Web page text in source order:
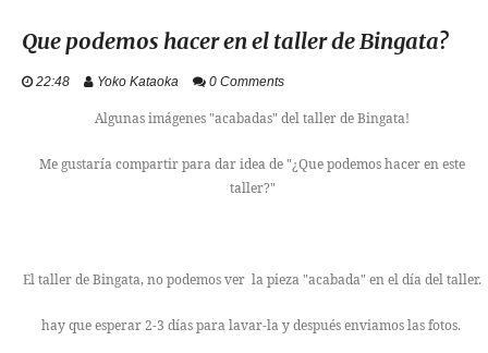
Que podemos hacer en el taller de Bingata?
22:48 Yoko Kataoka 0 Comments
Algunas imágenes "acabadas" del taller de Bingata!
Me gustaría compartir para dar idea de "¿Que podemos hacer en este
taller?"
El taller de Bingata, no podemos ver la pieza "acabada" en el día del taller.
hay que esperar 2-3 días para lavar-la y después enviamos las fotos.